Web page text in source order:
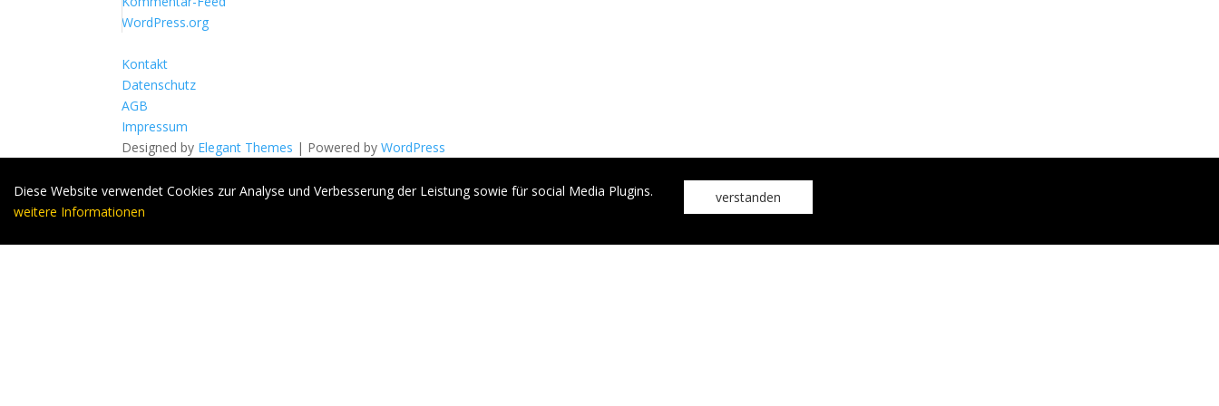
WordPress.org
Kontakt
Datenschutz
AGB
Impressum
Designed by Elegant Themes | Powered byWordPress
Diese Website verwendet Cookies zur Analyse und Verbesserung der Leistung sowie für social Media Plugins.
weitere Informationen
verstanden